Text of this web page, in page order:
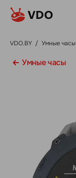
VDO.BY / Умные часы
Умные часы